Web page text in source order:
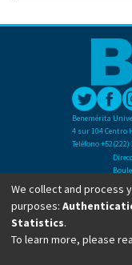
Benemérita
4 sur 104 Centro
Teléfono +52(222)
C.P.
We collect and process
purposes:
Statistics.
To learn more, please